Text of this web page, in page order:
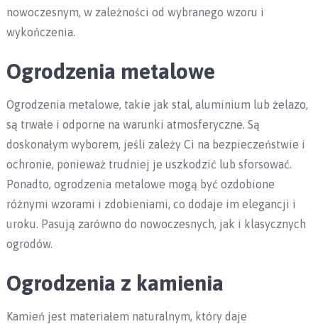
nowoczesnym, w zależności od wybranego wzoru i
wykończenia.
Ogrodzenia metalowe
Ogrodzenia metalowe, takie jak stal, aluminium lub żelazo,
są trwałe i odporne na warunki atmosferyczne. Są
doskonałym wyborem, jeśli zależy Ci na bezpieczeństwie i
ochronie, ponieważ trudniej je uszkodzić lub sforsować.
Ponadto, ogrodzenia metalowe mogą być ozdobione
różnymi wzorami i zdobieniami, co dodaje im elegancji i
uroku. Pasują zarówno do nowoczesnych, jak i klasycznych
ogrodów.
Ogrodzenia z kamienia
Kamień jest materiałem naturalnym, który daje